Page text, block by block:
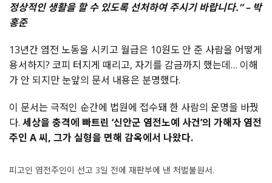
정상적인 생활을 할 수 있도록 선처하여 주시기 바랍니다.” – 박
홍준
13년간 염전 노동을 시키고 월급은 10원도 안 준 사람을 어떻게
용서하지? 코피 터지게 때리고, 자기를 감금까지 했는데… 이해
가 안 되지만 눈앞의 문서 내용은 분명했다.
이 문서는 극적인 순간에 법원에 접수돼 한 사람의 운명을 바꿨
다. 세상을 충격에 빠트린 ‘신안군 염전노예 사건’의 가해자 염전
주인 A 씨, 그가 실형을 면해 감옥에서 나왔다.
피고인 염전주인이 선고 3일 전에 재판부에 낸 처벌불원서.